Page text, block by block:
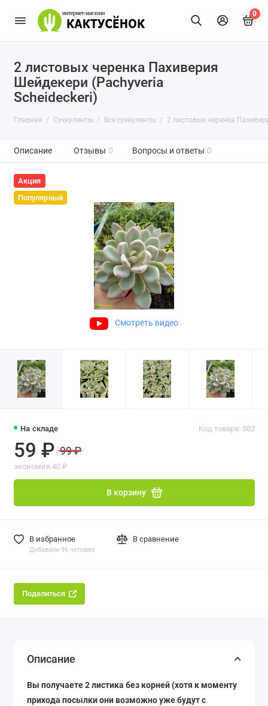
0
2 листовых черенка Пахиверия
Шейдекери (Pachyveria
Scheideckeri)
Главная Суккуленты Все суккуленты 2 листовых черенка
Описание Отзывы 0 Вопросы и ответы 0
Акция
Популярный
Смотреть видео
На складе Код товара: 582
59 ₽ 99 ₽
экономия 40 ₽
В корзину
В избранное
Добавили 96 человек
В сравнение
Поделиться
Описание
Вы получаете 2 листика без корней (хотя к моменту
прихода посылки они возможно уже будут с